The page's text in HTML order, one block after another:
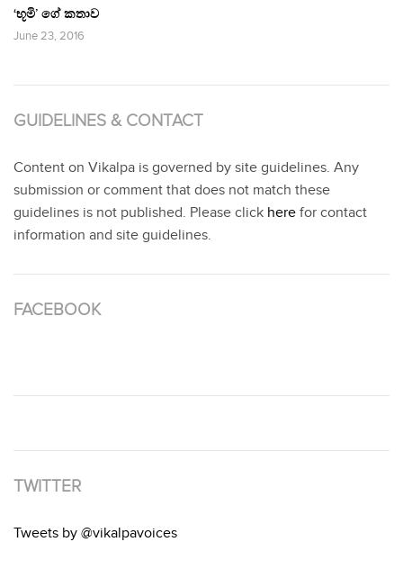
‘භූමි’ ගේ කතාව
June 23, 2016
GUIDELINES & CONTACT
Content on Vikalpa is governed by site guidelines. Any
submission or comment that does not match these
guidelines is not published. Please click here for contact
information and site guidelines.
FACEBOOK
TWITTER
Tweets by @vikalpavoices